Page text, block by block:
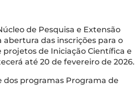
de Pesquisa e Extensão
abertura das inscrições para o
projetos de Iniciação Científica e
até 20 de fevereiro de 2026.
dos programas Programa de